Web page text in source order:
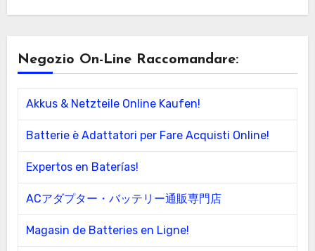
Negozio On-Line Raccomandare:
Akkus & Netzteile Online Kaufen!
Batterie è Adattatori per Fare Acquisti Online!
Expertos en Baterías!
ACアダプター・バッテリー通販専門店
Magasin de Batteries en Ligne!